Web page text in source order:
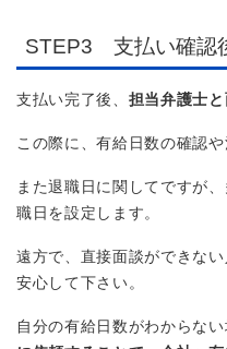
STEP3 支払い確認
支払い完了後、 担当弁護士
この際に、有給日数の確認
また退職日に関してですが
職日を設定します。
遠方で、直接面談ができな
安心して下さい。
自分の有給日数がわからない